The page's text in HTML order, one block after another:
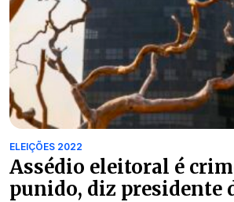
ELEIÇÕES 2022
Assédio eleitoral é
punido, diz presidente